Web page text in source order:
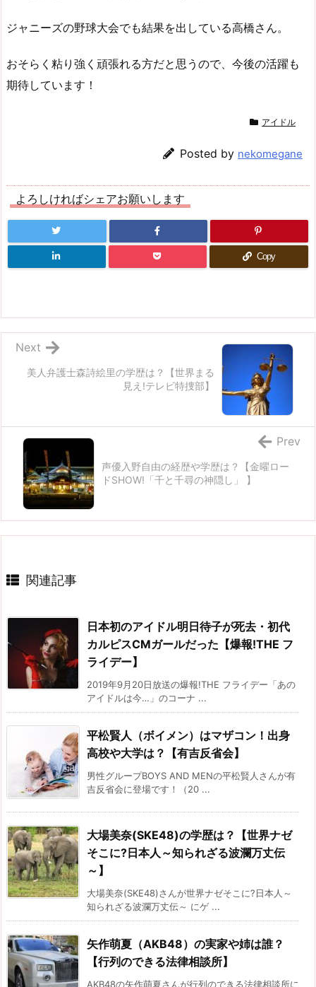
ジャニーズの野球大会でも結果を出している高橋さん。
おそらく粘り強く頑張れる方だと思うので、今後の活躍も
期待しています！
アイドル
Posted by nekomegane
よろしければシェアお願いします
Copy
美人弁護士森詩絵里の学歴は？【世界まる
見え!テレビ特捜部】
Next
声優入野自由の経歴や学歴は？【金曜ロー
ドSHOW!「千と千尋の神隠し」 】
Prev
関連記事
日本初のアイドル明日待子が死去・初代
カルピスCMガールだった【爆報!THE フ
ライデー】
2019年9月20日放送の爆報!THE フライデー「あの
アイドルは今…」のコーナ ...
平松賢人（ボイメン）はマザコン！出身
高校や大学は？【有吉反省会】
男性グループBOYS AND MENの平松賢人さんが有
吉反省会に登場です！（20 ...
大場美奈(SKE48)の学歴は？【世界ナゼ
そこに?日本人～知られざる波瀾万丈伝
～】
大場美奈(SKE48)さんが世界ナゼそこに?日本人～
知られざる波瀾万丈伝～ にゲ ...
矢作萌夏（AKB48）の実家や姉は誰？
【行列のできる法律相談所】
AKB48の矢作萌夏さんが行列のできる法律相談所に